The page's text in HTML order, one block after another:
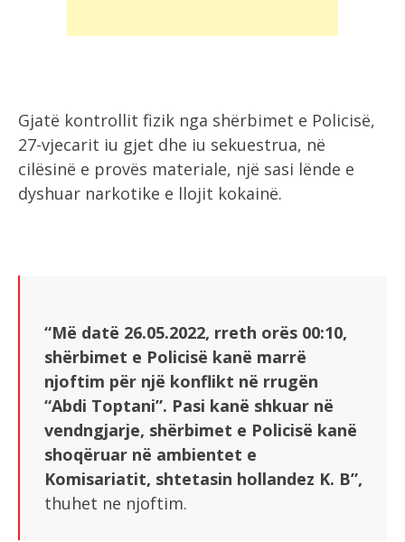
Gjatë kontrollit fizik nga shërbimet e Policisë,
27-vjecarit iu gjet dhe iu sekuestrua, në
cilësinë e provës materiale, një sasi lënde e
dyshuar narkotike e llojit kokainë.
“Më datë 26.05.2022, rreth orës 00:10,
shërbimet e Policisë kanë marrë
njoftim për një konflikt në rrugën
“Abdi Toptani”. Pasi kanë shkuar në
vendngjarje, shërbimet e Policisë kanë
shoqëruar në ambientet e
Komisariatit, shtetasin hollandez K. B”,
thuhet ne njoftim.